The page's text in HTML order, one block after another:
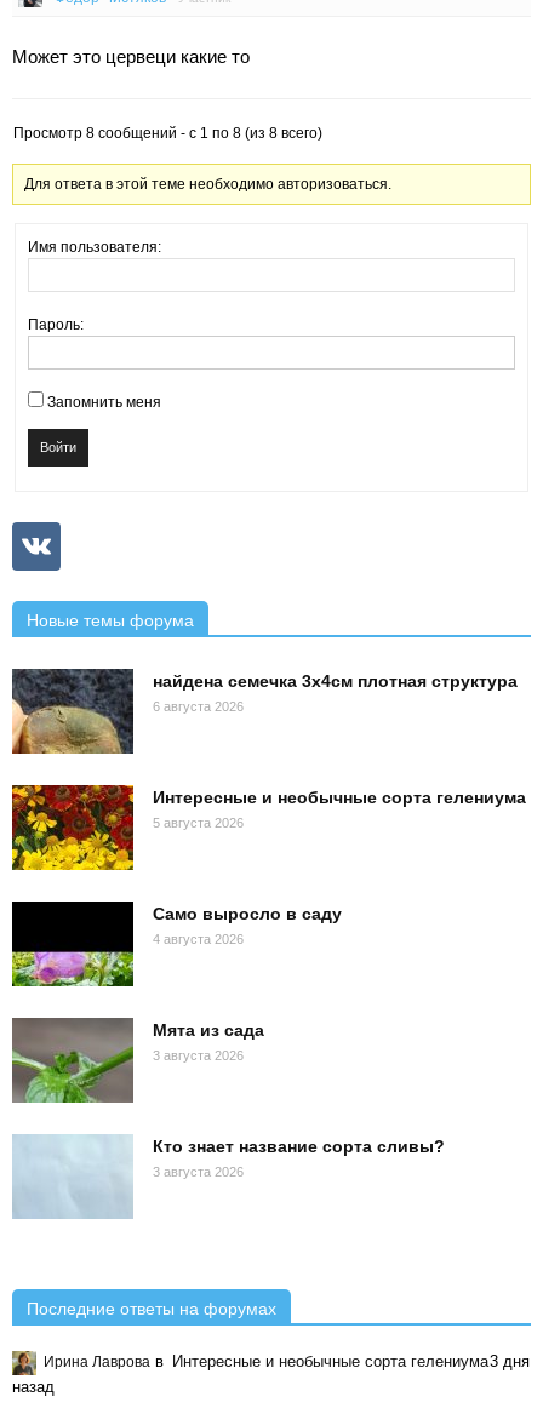
Может это цервеци какие то
Просмотр 8 сообщений - с 1 по 8 (из 8 всего)
Для ответа в этой теме необходимо авторизоваться.
Имя пользователя:
Пароль:
Запомнить меня
Войти
Новые темы форума
найдена семечка 3х4см плотная структура
6 августа 2026
Интересные и необычные сорта гелениума
5 августа 2026
Само выросло в саду
4 августа 2026
Мята из сада
3 августа 2026
Кто знает название сорта сливы?
3 августа 2026
Последние ответы на форумах
Ирина Лаврова в Интересные и необычные сорта гелениума3 дня
назад